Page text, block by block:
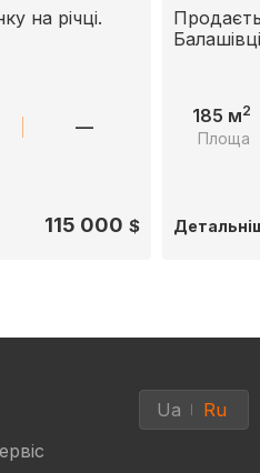
на річці.
—
115 000 $
Балашівці
185 м2
Площа
Ua Ru